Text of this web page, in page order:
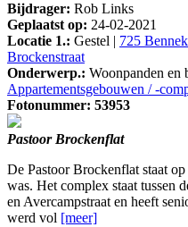
Bijdrager: Rob Links
Geplaatst op: 24-02-2021
Locatie 1.: Gestel | 725
Brockenstraat
Onderwerp.: Woonpanden en
Appartementsgebouwen / -
Fotonummer: 53953
Pastoor Brockenflat
De Pastoor Brockenflat staat
was. Het complex staat tussen
en Avercampstraat en heeft
werd vol [meer]